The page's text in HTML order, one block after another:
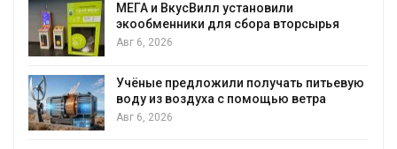
МЕГА и ВкусВилл установили
экообменники для сбора вторсырья
Авг 6, 2026
Учёные предложили получать питьевую
воду из воздуха с помощью ветра
Авг 6, 2026